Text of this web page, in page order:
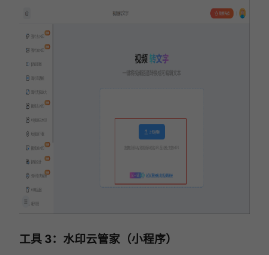
工具 3：水印云管家（小程序）